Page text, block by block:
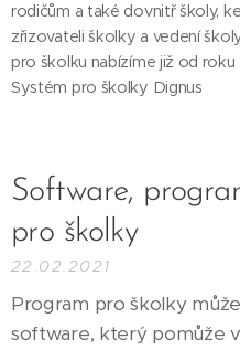
rodičům a také dovnitř školy,
zřizovateli školky a vedení
pro školku nabízíme již od
Systém pro školky Dignus
Software,
pro školky
22.02.2021
Program pro školky
software, který pomůže